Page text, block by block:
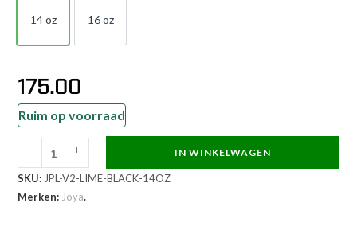
14 oz
14 OZ
16 oz
16 OZ
175.00
Ruim op voorraad
Performance
V2
- + IN WINKELWAGEN
SKU: JPL-V2-LIME-BLACK-14OZ
Merken: Joya.